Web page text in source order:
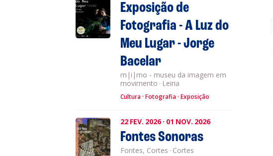
Exposição de
Fotografia - A Luz do
Meu Lugar - Jorge
Bacelar
m|i|mo - museu da imagem em
movimento · Leiria
Cultura Fotografia Exposição
22 FEV. 2026· 01 NOV. 2026
Fontes Sonoras
Fontes, Cortes · Cortes